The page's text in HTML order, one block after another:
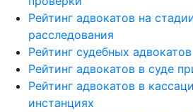
Рейтинг адвокатов на
расследования
Рейтинг судебных адвокатов
Рейтинг адвокатов в суде
Рейтинг адвокатов в
инстанциях